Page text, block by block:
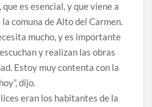
es esencial, y que viene a
comuna de Alto del Carmen.
mucho, y es importante
y realizan las obras
Estoy muy contenta con la
dijo.
eran los habitantes de la